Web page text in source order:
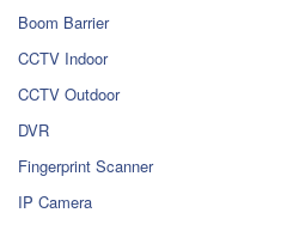
Boom Barrier
CCTV Indoor
CCTV Outdoor
DVR
Fingerprint Scanner
IP Camera